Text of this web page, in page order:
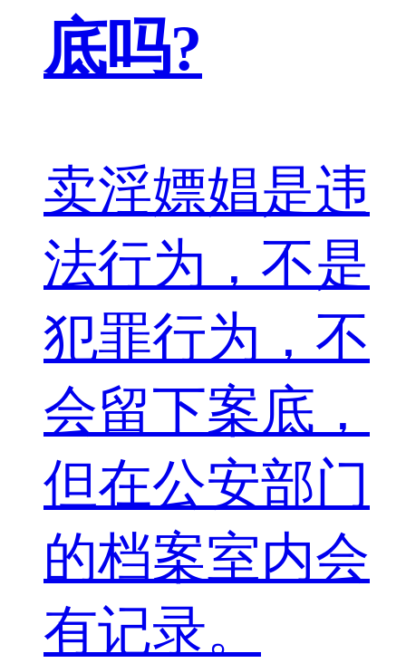
底吗?
卖淫嫖娼是违
法行为，不是
犯罪行为，不
会留下案底，
但在公安部门
的档案室内会
有记录。